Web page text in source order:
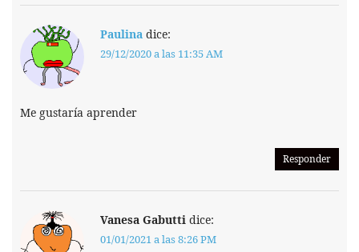
Paulina dice:
29/12/2020 a las 11:35 AM
Me gustaría aprender
Responder
Vanesa Gabutti dice:
01/01/2021 a las 8:26 PM